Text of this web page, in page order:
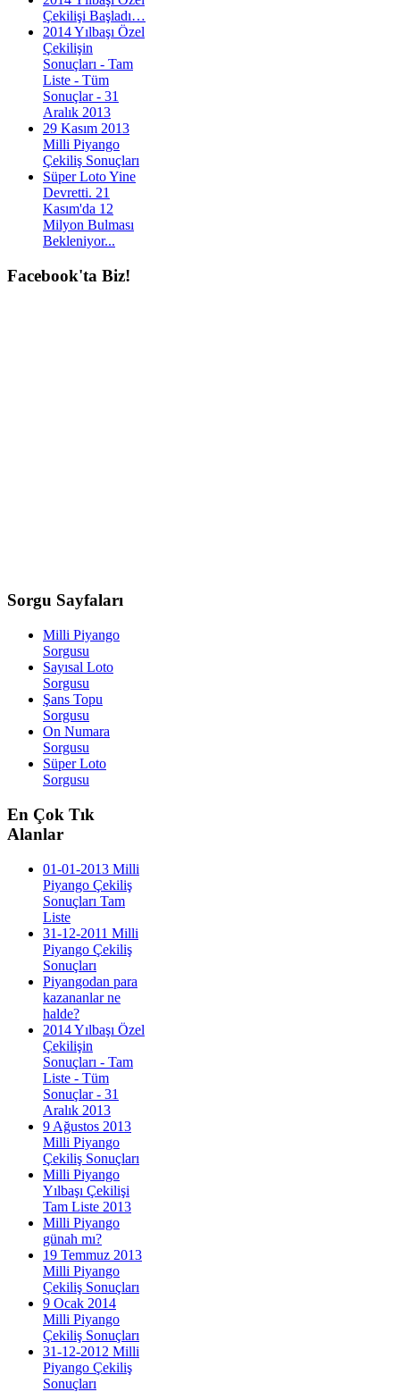
Çekilişi Başladı…
2014 Yılbaşı Özel
Çekilişin
Sonuçları - Tam
Liste - Tüm
Sonuçlar - 31
Aralık 2013
29 Kasım 2013
Milli Piyango
Çekiliş Sonuçları
Süper Loto Yine
Devretti. 21
Kasım'da 12
Milyon Bulması
Bekleniyor...
Facebook'ta Biz!
Sorgu Sayfaları
Milli Piyango
Sorgusu
Sayısal Loto
Sorgusu
Şans Topu
Sorgusu
On Numara
Sorgusu
Süper Loto
Sorgusu
En Çok Tık
Alanlar
01-01-2013 Milli
Piyango Çekiliş
Sonuçları Tam
Liste
31-12-2011 Milli
Piyango Çekiliş
Sonuçları
Piyangodan para
kazananlar ne
halde?
2014 Yılbaşı Özel
Çekilişin
Sonuçları - Tam
Liste - Tüm
Sonuçlar - 31
Aralık 2013
9 Ağustos 2013
Milli Piyango
Çekiliş Sonuçları
Milli Piyango
Yılbaşı Çekilişi
Tam Liste 2013
Milli Piyango
günah mı?
19 Temmuz 2013
Milli Piyango
Çekiliş Sonuçları
9 Ocak 2014
Milli Piyango
Çekiliş Sonuçları
31-12-2012 Milli
Piyango Çekiliş
Sonuçları